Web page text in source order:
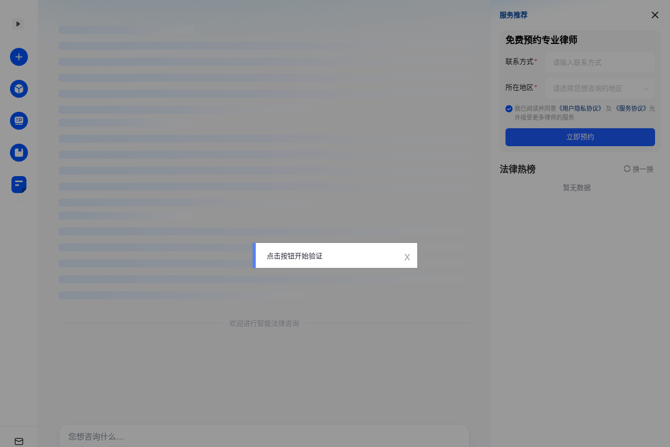
欢迎进行智能法律咨询
服务推荐
服务推荐
免费预约专业律师
联系方式
所在地区
我已阅读并同意 《用户隐私协议》 及 《服务协议》 允
许接受更多律师的服务
立即预约
法律热榜 换一换
暂无数据
点击按钮开始验证 x